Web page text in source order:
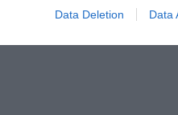
Data Deletion Data